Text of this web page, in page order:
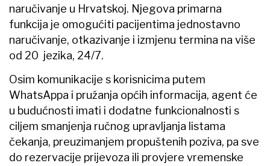
naručivanje u Hrvatskoj. Njegova primarna
funkcija je omogućiti pacijentima jednostavno
naručivanje, otkazivanje i izmjenu termina na više
od 20 jezika, 24/7.
Osim komunikacije s korisnicima putem
WhatsAppa i pružanja općih informacija, agent će
u budućnosti imati i dodatne funkcionalnosti s
ciljem smanjenja ručnog upravljanja listama
čekanja, preuzimanjem propuštenih poziva, pa sve
do rezervacije prijevoza ili provjere vremenske